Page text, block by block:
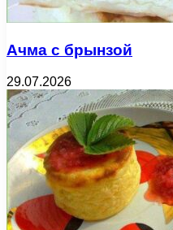
Ачма с брынзой
29.07.2026